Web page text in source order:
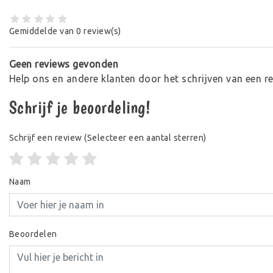
Gemiddelde van 0 review(s)
Geen reviews gevonden
Help ons en andere klanten door het schrijven van een
Schrijf je beoordeling!
Schrijf een review (Selecteer een aantal sterren)
Naam
Beoordelen